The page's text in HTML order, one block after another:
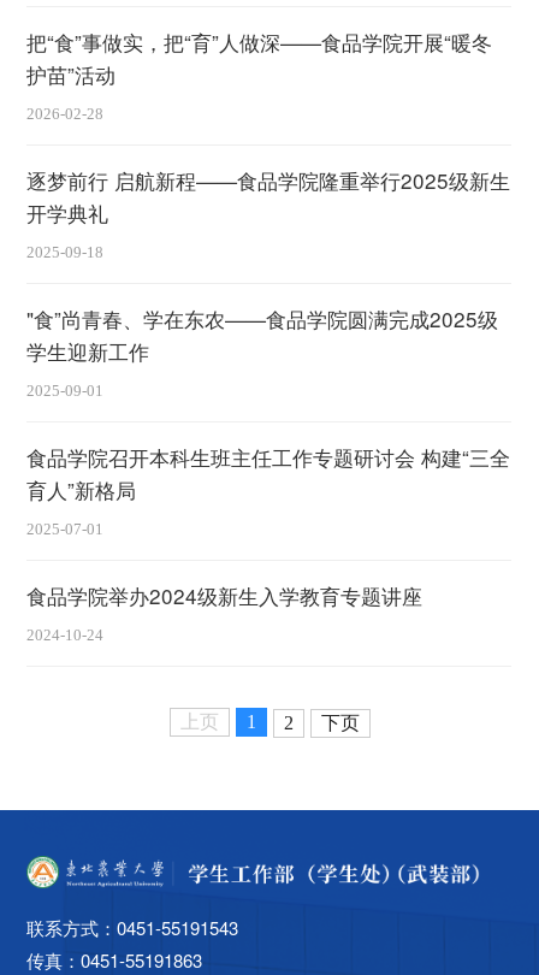
把“食”事做实，把“育”人做深——食品学院开展“暖冬
护苗”活动
2026-02-28
逐梦前行 启航新程——食品学院隆重举行2025级新生
开学典礼
2025-09-18
"食”尚青春、学在东农——食品学院圆满完成2025级
学生迎新工作
2025-09-01
食品学院召开本科生班主任工作专题研讨会 构建“三全
育人”新格局
2025-07-01
食品学院举办2024级新生入学教育专题讲座
2024-10-24
上页 1 2 下页
联系方式：0451-55191543
传真：0451-55191863